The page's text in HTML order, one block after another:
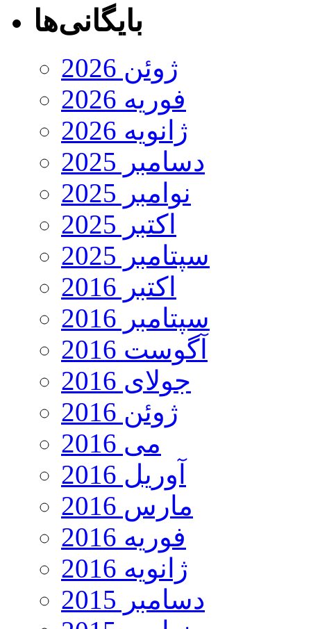
بایگانی‌ها
ژوئن 2026
فوریه 2026
ژانویه 2026
دسامبر 2025
نوامبر 2025
اکتبر 2025
سپتامبر 2025
اکتبر 2016
سپتامبر 2016
آگوست 2016
جولای 2016
ژوئن 2016
می 2016
آوریل 2016
مارس 2016
فوریه 2016
ژانویه 2016
دسامبر 2015